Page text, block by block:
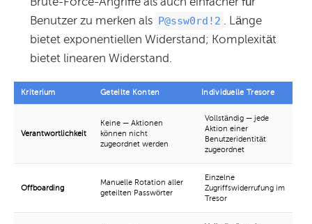
Benutzer zu merken als P@ssw0rd!2
. Länge
bietet exponentiellen Widerstand; Komplexität
bietet linearen Widerstand.
Kriterium Geteilte Konten Individuelle Tresore
Verantwortlichkeit
Keine — Aktionen
können nicht
zugeordnet werden
Vollständig — jede
Aktion einer
Benutzeridentität
zugeordnet
Offboarding
Manuelle Rotation aller
geteilten Passwörter
Einzelne
Zugriffswiderrufung im
Tresor